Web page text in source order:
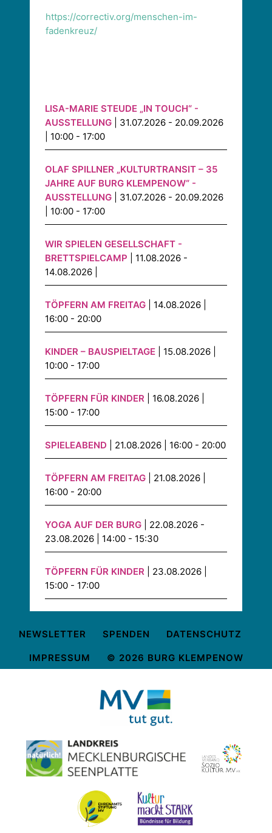
https://correctiv.org/menschen-im-
fadenkreuz/
LISA-MARIE STEUDE „IN TOUCH“ -
AUSSTELLUNG | 31.07.2026 - 20.09.2026
| 10:00 - 17:00
OLAF SPILLNER „KULTURTRANSIT – 35
JAHRE AUF BURG KLEMPENOW“ -
AUSSTELLUNG | 31.07.2026 - 20.09.2026
| 10:00 - 17:00
WIR SPIELEN GESELLSCHAFT -
BRETTSPIELCAMP | 11.08.2026 -
14.08.2026 |
TÖPFERN AM FREITAG | 14.08.2026 |
16:00 - 20:00
KINDER – BAUSPIELTAGE | 15.08.2026 |
10:00 - 17:00
TÖPFERN FÜR KINDER | 16.08.2026 |
15:00 - 17:00
SPIELEABEND | 21.08.2026 | 16:00 - 20:00
TÖPFERN AM FREITAG | 21.08.2026 |
16:00 - 20:00
YOGA AUF DER BURG | 22.08.2026 -
23.08.2026 | 14:00 - 15:30
TÖPFERN FÜR KINDER | 23.08.2026 |
15:00 - 17:00
NEWSLETTER SPENDEN DATENSCHUTZ
IMPRESSUM © 2026 BURG KLEMPENOW